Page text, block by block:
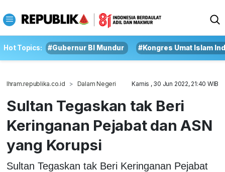
Hot Topics: #Gubernur BI Mundur #Kongres Umat Islam
Ihram.republika.co.id Dalam Negeri Kamis , 30 Jun 2022, 21:40 WIB
Sultan Tegaskan tak Beri
Keringanan Pejabat dan ASN
yang Korupsi
Sultan Tegaskan tak Beri Keringanan Pejabat